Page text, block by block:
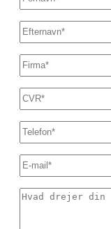
Efternavn*
Firmanavn
CVR*
Dit
E-
Hvad